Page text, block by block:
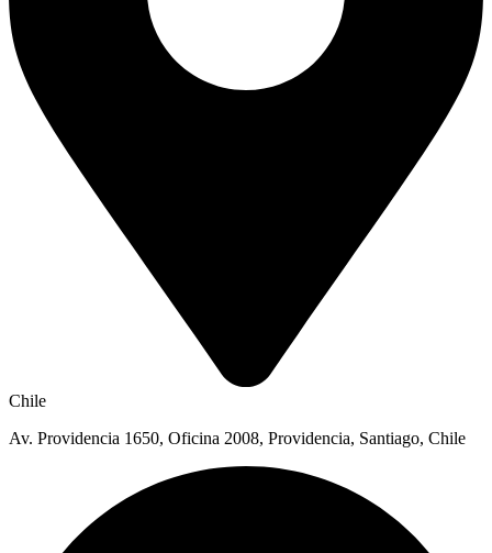
Chile
Av. Providencia 1650, Oficina 2008, Providencia, Santiago, Chile